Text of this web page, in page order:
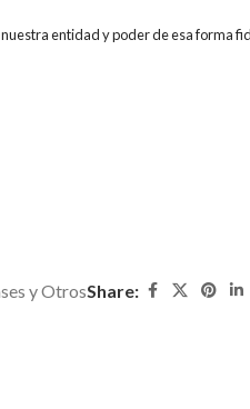
entidad y poder de esa forma
y OtrosShare: